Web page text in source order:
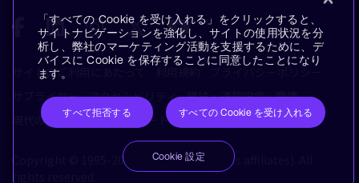
サイトのご利用にあたって
サプライヤー アクセシビリティ 購読・通知設定 商標
現代の奴隷制に対するステートメント
用語集
Copyright © 1995-2026 Arm Limited (or its affiliates). All
rights reserved.
「すべての Cookie を受け入れる」をクリックすると、
サイトナビゲーションを強化し、サイトの使用状況を分
析し、弊社のマーケティング活動を支援するために、デ
バイスに Cookie を保存することに同意したことになり
ます。
すべて拒否する すべての Cookie を受け入れる
Cookie 設定